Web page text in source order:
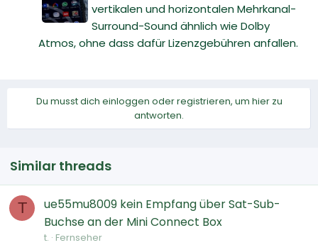
vertikalen und horizontalen Mehrkanal-
Surround-Sound ähnlich wie Dolby
Atmos, ohne dass dafür Lizenzgebühren anfallen.
Du musst dich einloggen oder registrieren, um hier zu
antworten.
Similar threads
T
ue55mu8009 kein Empfang über Sat-Sub-
Buchse an der Mini Connect Box
t. Fernseher